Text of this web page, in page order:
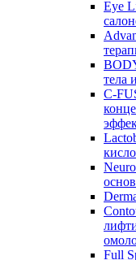
Eye
тела
C-
Full